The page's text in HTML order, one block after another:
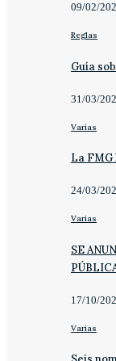
09/02/
Reglas
Guía
31/03/
Varias
La
24/03/
Varias
SE
17/10/
Varias